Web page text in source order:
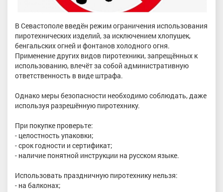
В Севастополе введëн режим ограничения использования
пиротехнических изделий, за исключением хлопушек,
бенгальских огней и фонтанов холодного огня.
Применение других видов пиротехники, запрещённых к
использованию, влечёт за собой административную
ответственность в виде штрафа.
Однако меры безопасности необходимо соблюдать, даже
используя разрешённую пиротехнику.
При покупке проверьте:
- целостность упаковки;
- срок годности и сертификат;
- наличие понятной инструкции на русском языке.
Использовать праздничную пиротехнику нельзя:
- на балконах;